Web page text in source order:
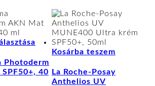
Ennek
terméknek
több
variációja
Photoderm
40
Kosárba teszem
La Roche-Posay
Anthelios UV